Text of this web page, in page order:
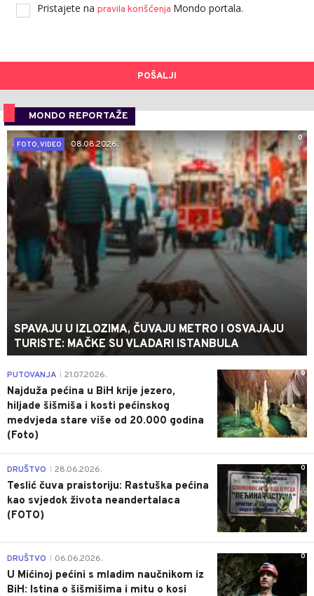
Pristajete na pravila korišćenja Mondo portala.
POŠALJI
MONDO REPORTAŽE
0
FOTO, VIDEO
08.08.2026.
SPAVAJU U IZLOZIMA, ČUVAJU METRO I OSVAJAJU
TURISTE: MAČKE SU VLADARI ISTANBULA
0
PUTOVANJA 21.07.2026.
Najduža pećina u BiH krije jezero,
hiljade šišmiša i kosti pećinskog
medvjeda stare više od 20.000 godina
(Foto)
0
DRUŠTVO 28.06.2026.
Teslić čuva praistoriju: Rastuška pećina
kao svjedok života neandertalaca
(FOTO)
0
DRUŠTVO 06.06.2026.
U Mićinoj pećini s mladim naučnikom iz
BiH: Istina o šišmišima i mitu o kosi